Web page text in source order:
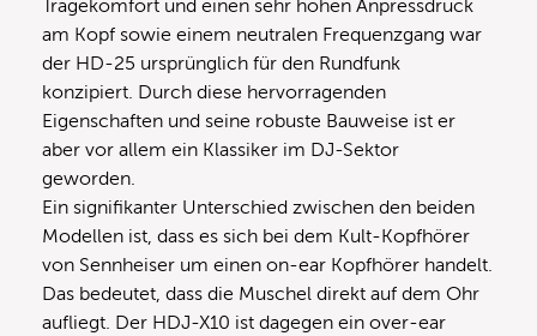
Tragekomfort und einen sehr hohen Anpressdruck
am Kopf sowie einem neutralen Frequenzgang war
der HD-25 ursprünglich für den Rundfunk
konzipiert. Durch diese hervorragenden
Eigenschaften und seine robuste Bauweise ist er
aber vor allem ein Klassiker im DJ-Sektor
geworden.
Ein signifikanter Unterschied zwischen den beiden
Modellen ist, dass es sich bei dem Kult-Kopfhörer
von Sennheiser um einen on-ear Kopfhörer handelt.
Das bedeutet, dass die Muschel direkt auf dem Ohr
aufliegt. Der HDJ-X10 ist dagegen ein over-ear